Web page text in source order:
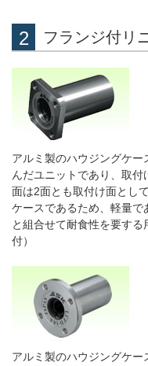
フランジ付リ
アルミ製のハウジングケ
んだユニットであり、取
面は2面とも取付け面とし
ケースであるため、軽量で
と組合せて耐食性を要す
付）
アルミ製のハウジングケ